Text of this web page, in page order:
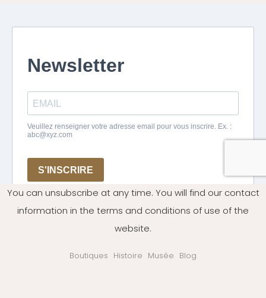
You can unsubscribe at any time. You will find our contact
information in the terms and conditions of use of the
website.
Boutiques Histoire Musée Blog